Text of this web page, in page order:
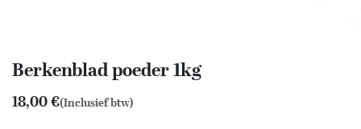
Berkenblad poeder 1kg
18,00€(Inclusief btw)